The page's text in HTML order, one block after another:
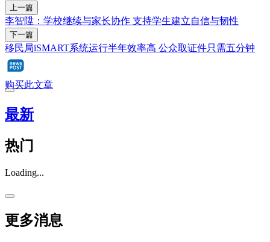
上一篇
李智陞：学校继续与家长协作 支持学生建立自信与韧性
下一篇
移民局iSMART系统运行半年效率高 公众取证件只需五分钟
购买此文章
最新
热门
Loading...
更多消息